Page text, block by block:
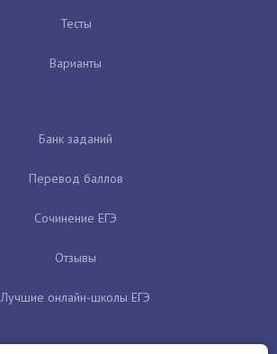
Тесты
Варианты
Банк заданий
Перевод баллов
Сочинение ЕГЭ
Отзывы
Лучшие онлайн-школы ЕГЭ